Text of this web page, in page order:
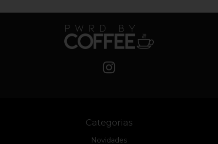
Categorias
Novidades